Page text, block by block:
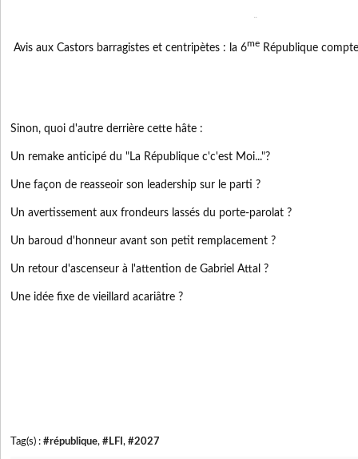
..
Avis aux Castors barragistes et centripètes : la 6me République
Sinon, quoi d'autre derrière cette hâte :
Un remake anticipé du "La République c'c'est Moi..."?
Une façon de reasseoir son leadership sur le parti ?
Un avertissement aux frondeurs lassés du porte-parolat ?
Un baroud d'honneur avant son petit remplacement ?
Un retour d'ascenseur à l'attention de Gabriel Attal ?
Une idée fixe de vieillard acariâtre ?
Tag(s) : #république, #LFI , #2027